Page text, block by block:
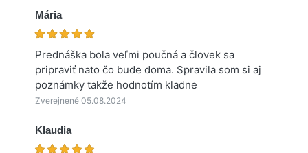
Mária
Prednáška bola veľmi poučná a človek sa
pripraviť nato čo bude doma. Spravila som si aj
poznámky takže hodnotím kladne
Zverejnené 05.08.2024
Klaudia